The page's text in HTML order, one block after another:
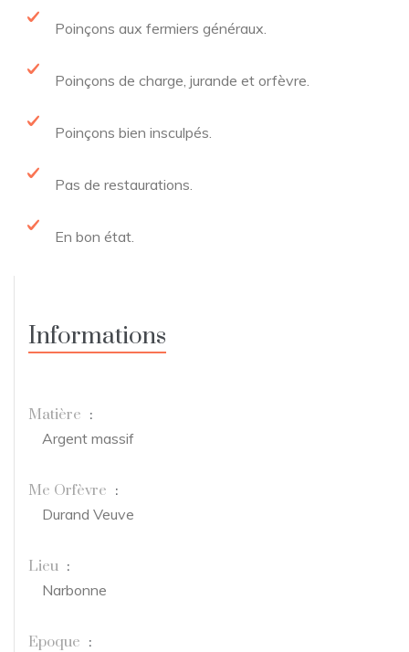
Poinçons aux fermiers généraux.
Poinçons de charge, jurande et orfèvre.
Poinçons bien insculpés.
Pas de restaurations.
En bon état.
Informations
Matière :
Argent massif
Me Orfèvre :
Durand Veuve
Lieu :
Narbonne
Epoque :